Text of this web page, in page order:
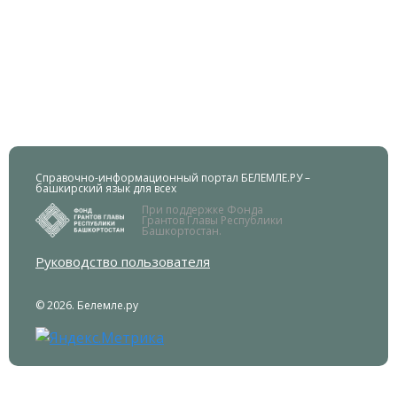
Справочно-информационный портал БЕЛЕМЛЕ.РУ –
башкирский язык для всех
При поддержке Фонда
Грантов Главы Республики
Башкортостан.
Руководство пользователя
© 2026. Белемле.ру